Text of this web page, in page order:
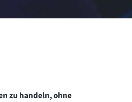
zu handeln, ohne